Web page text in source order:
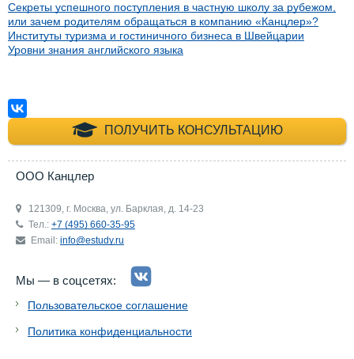
Секреты успешного поступления в частную школу за рубежом,
или зачем родителям обращаться в компанию «Канцлер»?
Институты туризма и гостиничного бизнеса в Швейцарии
Уровни знания английского языка
ПОЛУЧИТЬ КОНСУЛЬТАЦИЮ
+7 (495) 660-35-
ООО Канцлер
121309, г. Москва, ул. Барклая, д. 14-23
Тел.: +7 (495) 660-35-95
Email: info@estudy.ru
Мы — в соцсетях:
Пользовательское соглашение
Политика конфиденциальности